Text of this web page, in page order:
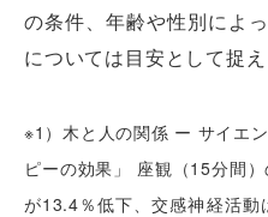
の条件、年齢や性別によ
については目安として捉え
※1）木と人の関係 ー サイエ
ピーの効果」 座観（15分間
が13.4％低下、交感神経活